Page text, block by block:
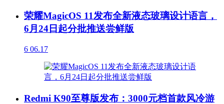
荣耀MagicOS 11发布全新液态玻璃设计语言，
6月24日起分批推送尝鲜版
6 06.17
Redmi K90至尊版发布：3000元档首款风冷游